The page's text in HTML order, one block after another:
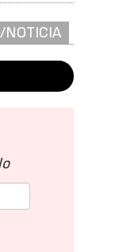
NOTICIA